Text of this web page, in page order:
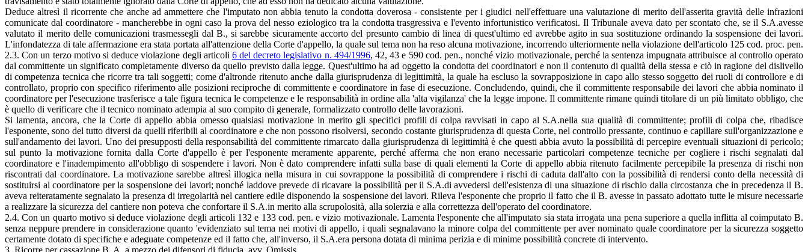
Deduce altresì il ricorrente che anche ad ammettere che l'imputato non abbia tenuto la condotta doverosa - consistente per i giudici nell'effettuare una valutazione di merito dell'asserita gravità delle infrazioni
comunicate dal coordinatore - mancherebbe in ogni caso la prova del nesso eziologico tra la condotta trasgressiva e l'evento infortunistico verificatosi. Il Tribunale aveva dato per scontato che, se il S.A.avesse
valutato il merito delle comunicazioni trasmessegli dal B., si sarebbe sicuramente accorto del presunto cambio di linea di quest'ultimo ed avrebbe agito in sua sostituzione ordinando la sospensione dei lavori.
L'infondatezza di tale affermazione era stata portata all'attenzione della Corte d'appello, la quale sul tema non ha reso alcuna motivazione, incorrendo ulteriormente nella violazione dell'articolo 125 cod. proc. pen.
2.3. Con un terzo motivo si deduce violazione degli articoli 6 del decreto legislativo n. 494/1996, 42, 43 e 590 cod. pen., nonché vizio motivazionale, perché la sentenza impugnata attribuisce al controllo operato
dal committente un significato completamente diverso da quello previsto dalla legge. Quest'ultimo ha ad oggetto la condotta dei coordinatori e non il contenuto di qualità della stessa e ciò in ragione del dislivello
di competenza tecnica che ricorre tra tali soggetti; come d'altronde ritenuto anche dalla giurisprudenza di legittimità, la quale ha escluso la sovrapposizione in capo allo stesso soggetto dei ruoli di controllore e di
controllato, proprio con specifico riferimento alle posizioni reciproche di committente e coordinatore in fase di esecuzione. Concludendo, quindi, che il committente responsabile dei lavori che abbia nominato il
coordinatore per l'esecuzione trasferisce a tale figura tecnica le competenze e le responsabilità in ordine alla 'alta vigilanza' che la legge impone. Il committente rimane quindi titolare di un più limitato obbligo, che
è quello di verificare che il tecnico nominato adempia al suo compito di generale, formalizzato controllo delle lavorazioni.
Si lamenta, ancora, che la Corte di appello abbia omesso qualsiasi motivazione in merito gli specifici profili di colpa ravvisati in capo al S.A.nella sua qualità di committente; profili di colpa che, ribadisce
l'esponente, sono del tutto diversi da quelli riferibili al coordinatore e che non possono risolversi, secondo costante giurisprudenza di questa Corte, nel controllo pressante, continuo e capillare sull'organizzazione e
sull'andamento dei lavori. Uno dei presupposti della responsabilità del committente rimarcato dalla giurisprudenza di legittimità è che questi abbia avuto la possibilità di percepire eventuali situazioni di pericolo;
sul punto la motivazione fornita dalla Corte d'appello è per l'esponente meramente apparente, perché afferma che non erano necessarie particolari competenze tecniche per cogliere i rischi segnalati dal
coordinatore e l'inadempimento all'obbligo di sospendere i lavori. Non è dato comprendere infatti sulla base di quali elementi la Corte di appello abbia ritenuto facilmente percepibile la presenza di rischi non
riscontrati dal coordinatore. La motivazione sarebbe altresì illogica nella misura in cui sovrappone la possibilità di comprendere i rischi di caduta dall'alto con la possibilità di rendersi conto della necessità di
sostituirsi al coordinatore per la sospensione dei lavori; nonché laddove prevede di ricavare la possibilità per il S.A.di avvedersi dell'esistenza di una situazione di rischio dalla circostanza che in precedenza il B.
aveva reiteratamente segnalato la presenza di irregolarità nel cantiere edile disponendo la sospensione dei lavori. Rileva l'esponente che proprio il fatto che il B. avesse in passato adottato tutte le misure necessarie
a realizzare la sicurezza del cantiere non poteva che confortare il S.A.in merito alla scrupolosità, alla solerzia e alla correttezza dell'operato del coordinatore.
2.4. Con un quarto motivo si deduce violazione degli articoli 132 e 133 cod. pen. e vizio motivazionale. Lamenta l'esponente che all'imputato sia stata irrogata una pena superiore a quella inflitta al coimputato B.
senza neppure prendere in considerazione quanto 'evidenziato sul tema nei motivi di appello, i quali segnalavano la minore colpa del committente per aver nominato quale coordinatore per la sicurezza soggetto
certamente dotato di specifiche e adeguate competenze ed il fatto che, all'inverso, il S.A.era persona dotata di minima perizia e di minime possibilità concrete di intervento.
3. Ricorre per cassazione B. A. a mezzo dei difensori di fiducia, avv. Omissis.